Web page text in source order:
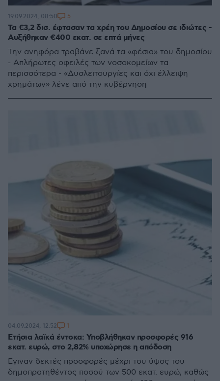
Τα €3,2 δισ. έφτασαν τα χρέη του Δημοσίου σε ιδιώτες -
Αυξήθηκαν €400 εκατ. σε επτά μήνες
Την ανηφόρα τραβάνε ξανά τα «φέσια» του δημοσίου
- Απλήρωτες οφειλές των νοσοκομείων τα
περισσότερα - «Δυσλειτουργίες και όχι έλλειψη
χρημάτων» λένε από την κυβέρνηση
19.09.2024, 08:50 5
Ετήσια λαϊκά έντοκα: Υποβλήθηκαν προσφορές 916
εκατ. ευρώ, στο 2,82% υποχώρησε η απόδοση
Έγιναν δεκτές προσφορές μέχρι του ύψος του
δημοπρατηθέντος ποσού των 500 εκατ. ευρώ, καθώς
04.09.2024, 12:52 1